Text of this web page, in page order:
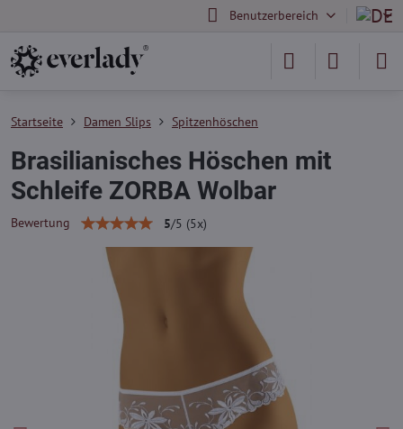
Benutzerbereich
Startseite Damen Slips Spitzenhöschen
Brasilianisches Höschen mit
Schleife ZORBA Wolbar
Bewertung 5/5 (5x)